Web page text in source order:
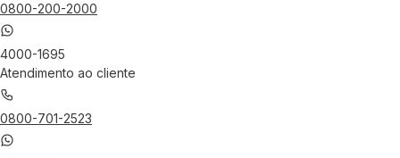
0800-200-2000
4000-1695
Atendimento ao cliente
0800-701-2523